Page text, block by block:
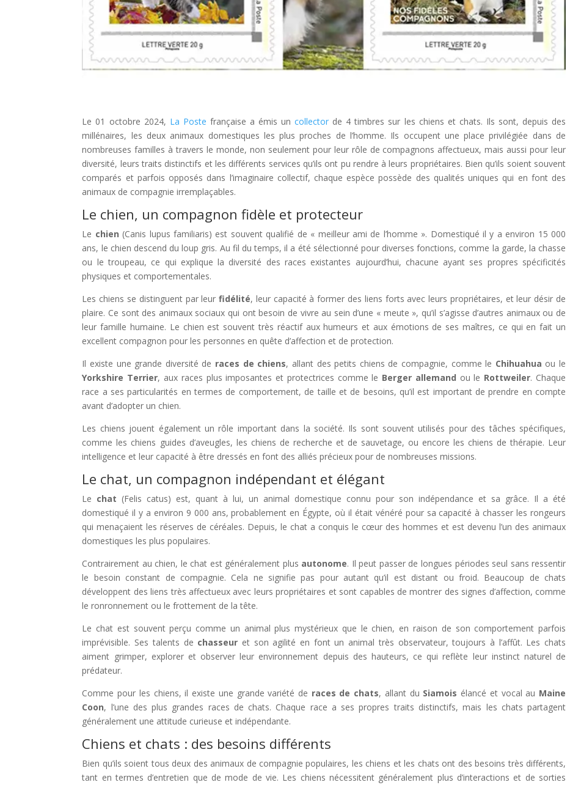
Le 01 octobre 2024, La Poste française a émis uncollector de 4 timbres sur les chiens et chats. Ils sont, depuis des
millénaires, les deux animaux domestiques les plus proches de l’homme. Ils occupent une place privilégiée dans de
nombreuses familles à travers le monde, non seulement pour leur rôle de compagnons affectueux, mais aussi pour leur
diversité, leurs traits distinctifs et les différents services qu’ils ont pu rendre à leurs propriétaires. Bien qu’ils soient souvent
comparés et parfois opposés dans l’imaginaire collectif, chaque espèce possède des qualités uniques qui en font des
animaux de compagnie irremplaçables.
Le chien, un compagnon fidèle et protecteur
Le chien (Canis lupus familiaris) est souvent qualifié de « meilleur ami de l’homme ». Domestiqué il y a environ 15 000
ans, le chien descend du loup gris. Au fil du temps, il a été sélectionné pour diverses fonctions, comme la garde, la chasse
ou le troupeau, ce qui explique la diversité des races existantes aujourd’hui, chacune ayant ses propres spécificités
physiques et comportementales.
Les chiens se distinguent par leurfidélité, leur capacité à former des liens forts avec leurs propriétaires, et leur désir de
plaire. Ce sont des animaux sociaux qui ont besoin de vivre au sein d’une « meute », qu’il s’agisse d’autres animaux ou de
leur famille humaine. Le chien est souvent très réactif aux humeurs et aux émotions de ses maîtres, ce qui en fait un
excellent compagnon pour les personnes en quête d’affection et de protection.
Il existe une grande diversité de races de chiens, allant des petits chiens de compagnie, comme le Chihuahua ou le
Yorkshire Terrier, aux races plus imposantes et protectrices comme le Berger allemand ou le Rottweiler. Chaque
race a ses particularités en termes de comportement, de taille et de besoins, qu’il est important de prendre en compte
avant d’adopter un chien.
Les chiens jouent également un rôle important dans la société. Ils sont souvent utilisés pour des tâches spécifiques,
comme les chiens guides d’aveugles, les chiens de recherche et de sauvetage, ou encore les chiens de thérapie. Leur
intelligence et leur capacité à être dressés en font des alliés précieux pour de nombreuses missions.
Le chat, un compagnon indépendant et élégant
Le chat (Felis catus) est, quant à lui, un animal domestique connu pour son indépendance et sa grâce. Il a été
domestiqué il y a environ 9 000 ans, probablement en Égypte, où il était vénéré pour sa capacité à chasser les rongeurs
qui menaçaient les réserves de céréales. Depuis, le chat a conquis le cœur des hommes et est devenu l’un des animaux
domestiques les plus populaires.
Contrairement au chien, le chat est généralement plus autonome. Il peut passer de longues périodes seul sans ressentir
le besoin constant de compagnie. Cela ne signifie pas pour autant qu’il est distant ou froid. Beaucoup de chats
développent des liens très affectueux avec leurs propriétaires et sont capables de montrer des signes d’affection, comme
le ronronnement ou le frottement de la tête.
Le chat est souvent perçu comme un animal plus mystérieux que le chien, en raison de son comportement parfois
imprévisible. Ses talents de chasseur et son agilité en font un animal très observateur, toujours à l’affût. Les chats
aiment grimper, explorer et observer leur environnement depuis des hauteurs, ce qui reflète leur instinct naturel de
prédateur.
Comme pour les chiens, il existe une grande variété de races de chats, allant du Siamois élancé et vocal au Maine
Coon, l’une des plus grandes races de chats. Chaque race a ses propres traits distinctifs, mais les chats partagent
généralement une attitude curieuse et indépendante.
Chiens et chats : des besoins différents
Bien qu’ils soient tous deux des animaux de compagnie populaires, les chiens et les chats ont des besoins très différents,
tant en termes d’entretien que de mode de vie. Les chiens nécessitent généralement plus d’interactions et de sorties